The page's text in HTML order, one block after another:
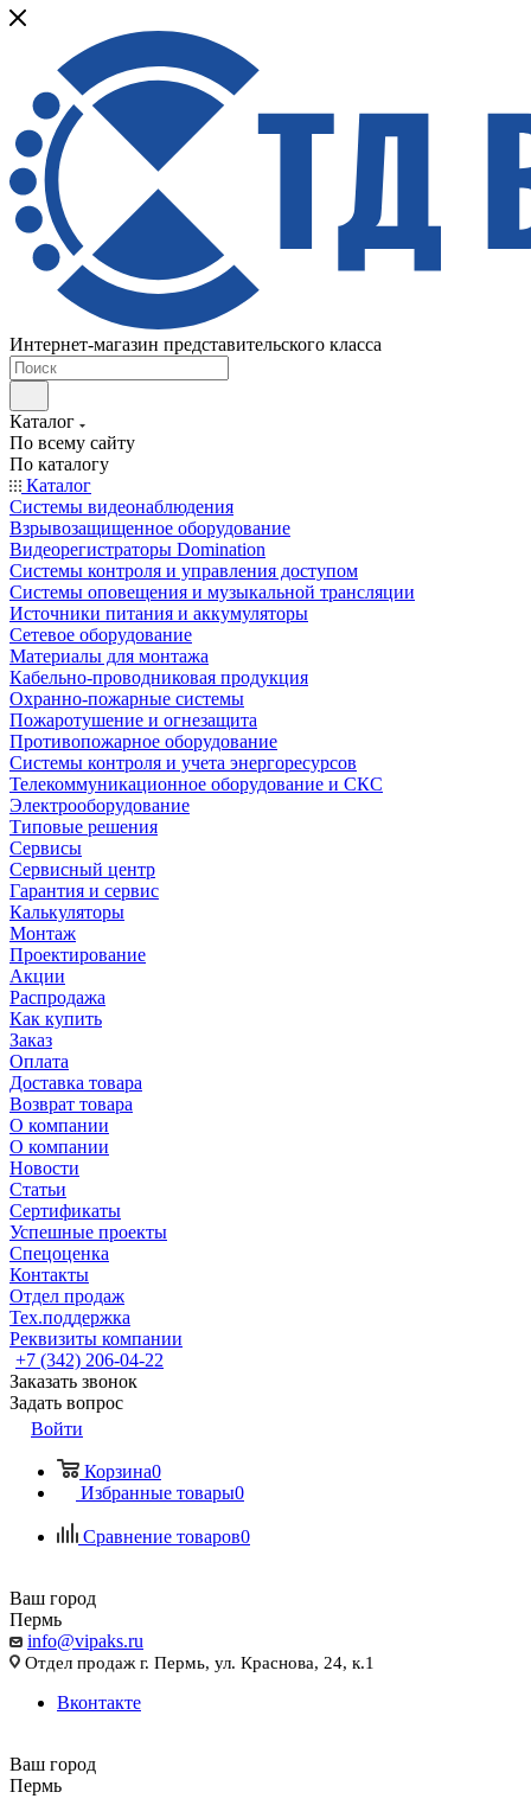
Интернет-магазин представительского класса
Каталог
По всему сайту
По каталогу
Каталог
Системы видеонаблюдения
Взрывозащищенное оборудование
Видеорегистраторы Domination
Системы контроля и управления доступом
Системы оповещения и музыкальной трансляции
Источники питания и аккумуляторы
Сетевое оборудование
Материалы для монтажа
Кабельно-проводниковая продукция
Охранно-пожарные системы
Пожаротушение и огнезащита
Противопожарное оборудование
Системы контроля и учета энергоресурсов
Телекоммуникационное оборудование и СКС
Электрооборудование
Типовые решения
Сервисы
Сервисный центр
Гарантия и сервис
Калькуляторы
Монтаж
Проектирование
Акции
Распродажа
Как купить
Заказ
Оплата
Доставка товара
Возврат товара
О компании
О компании
Новости
Статьи
Сертификаты
Успешные проекты
Спецоценка
Контакты
Отдел продаж
Тех.поддержка
Реквизиты компании
+7 (342) 206-04-22
Заказать звонок
Задать вопрос
Войти
Корзина0
Избранные товары0
Сравнение товаров0
Ваш город
Пермь
info@vipaks.ru
Отдел продаж г. Пермь, ул. Краснова, 24, к.1
Вконтакте
Ваш город
Пермь